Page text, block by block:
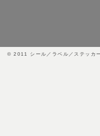
© 2011 シール／ラベル／ステッカ